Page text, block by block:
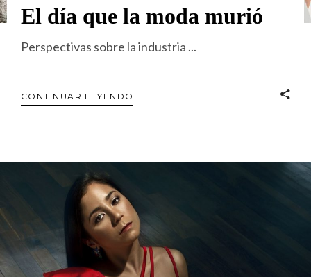
El día que la moda murió
Perspectivas sobre la industria
CONTINUAR LEYENDO